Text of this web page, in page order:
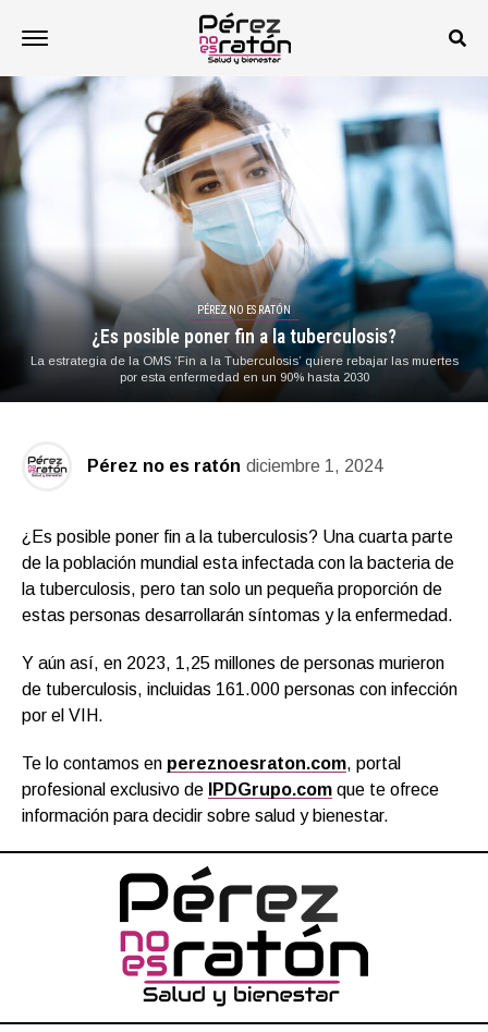
PÉREZ NO ES RATÓN
¿Es posible poner fin a la tuberculosis?
La estrategia de la OMS ‘Fin a la Tuberculosis’ quiere rebajar las muertes
por esta enfermedad en un 90% hasta 2030
Pérez no es ratón diciembre 1, 2024
¿Es posible poner fin a la tuberculosis? Una cuarta parte
de la población mundial esta infectada con la bacteria de
la tuberculosis, pero tan solo un pequeña proporción de
estas personas desarrollarán síntomas y la enfermedad.
Y aún así, en 2023, 1,25 millones de personas murieron
de tuberculosis, incluidas 161.000 personas con infección
por el VIH.
Te lo contamos en pereznoesraton.com, portal
profesional exclusivo de
IPDGrupo.com que te ofrece
información para decidir sobre salud y bienestar.